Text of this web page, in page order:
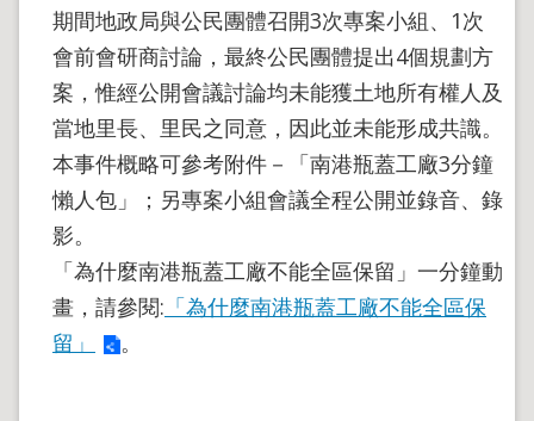
期間地政局與公民團體召開3次專案小組、1次
會前會研商討論，最終公民團體提出4個規劃方
案，惟經公開會議討論均未能獲土地所有權人及
當地里長、里民之同意，因此並未能形成共識。
本事件概略可參考附件－「南港瓶蓋工廠3分鐘
懶人包」；另專案小組會議全程公開並錄音、錄
影。
「為什麼南港瓶蓋工廠不能全區保留」一分鐘動
畫，請參閱: 「為什麼南港瓶蓋工廠不能全區保
留」
。